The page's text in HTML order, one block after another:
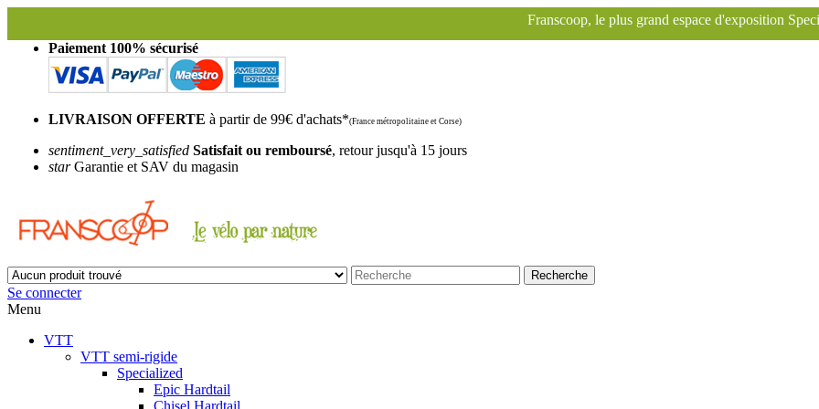
Franscoop, le plus grand espace d'exposition Specialized à
Paiement 100% sécurisé
LIVRAISON OFFERTE à partir de 99€ d'achats*(France métropolitaine et Corse)
sentiment_very_satisfied Satisfait ou remboursé, retour jusqu'à 15 jours
starGarantie et SAV du magasin
Recherche
Se connecter
Menu
VTT
VTT semi-rigide
Specialized
Epic Hardtail
Chisel Hardtail